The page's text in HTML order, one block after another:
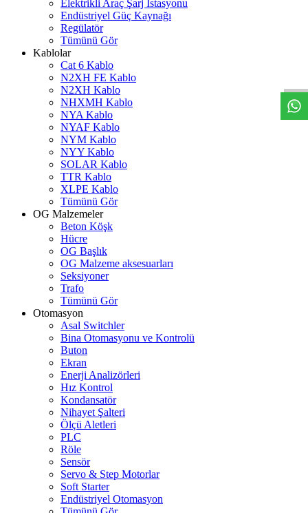
Elektrikli Araç Şarj İstasyonu
Endüstriyel Güç Kaynağı
Regülatör
Tümünü Gör
Kablolar
Cat 6 Kablo
N2XH FE Kablo
N2XH Kablo
NHXMH Kablo
NYA Kablo
NYAF Kablo
NYM Kablo
NYY Kablo
SOLAR Kablo
TTR Kablo
XLPE Kablo
Tümünü Gör
OG Malzemeler
Beton Köşk
Hücre
OG Başlık
OG Malzeme aksesuarları
Seksiyoner
Trafo
Tümünü Gör
Otomasyon
Asal Switchler
Bina Otomasyonu ve Kontrolü
Buton
Ekran
Enerji Analizörleri
Hız Kontrol
Kondansatör
Nihayet Şalteri
Ölçü Aletleri
PLC
Röle
Sensör
Servo & Step Motorlar
Soft Starter
Endüstriyel Otomasyon